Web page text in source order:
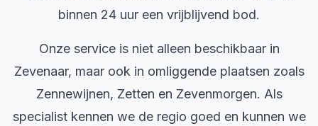
binnen 24 uur een vrijblijvend bod.
Onze service is niet alleen beschikbaar in
Zevenaar, maar ook in omliggende plaatsen zoals
Zennewijnen, Zetten en Zevenmorgen. Als
specialist kennen we de regio goed en kunnen we